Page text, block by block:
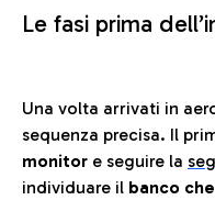
Le fasi prima
Una volta arrivati in
sequenza precisa. Il
monitor e seguire la
individuare il banco